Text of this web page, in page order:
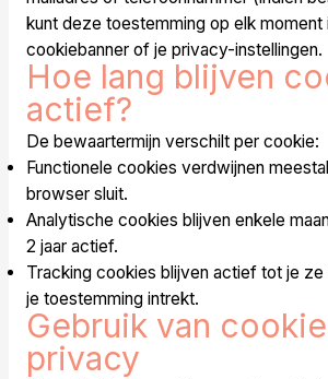
kunt deze toestemming op elk moment
cookiebanner of je privacy-instellingen.
Hoe lang blijven
actief?
De bewaartermijn verschilt per cookie:
Functionele cookies verdwijnen
browser sluit.
Analytische cookies blijven enkele
2 jaar actief.
Tracking cookies blijven actief tot je
je toestemming intrekt.
Gebruik van
privacy